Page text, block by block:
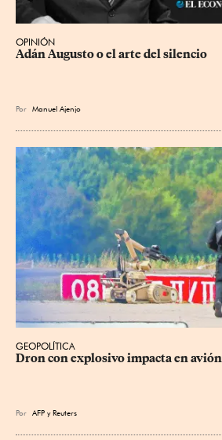
OPINIÓN
Adán Augusto o el arte del silencio
Por Manuel Ajenjo
GEOPOLÍTICA
Dron con explosivo impacta en avión
Por AFP yReuters